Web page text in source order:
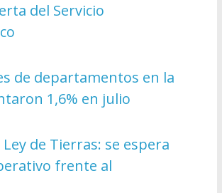
del Servicio
de departamentos en la
1,6% en julio
Ley de Tierras: se espera
frente al